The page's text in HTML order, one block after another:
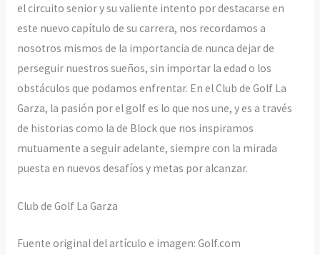
el circuito senior y su valiente intento por destacarse en
este nuevo capítulo de su carrera, nos recordamos a
nosotros mismos de la importancia de nunca dejar de
perseguir nuestros sueños, sin importar la edad o los
obstáculos que podamos enfrentar. En el Club de Golf La
Garza, la pasión por el golf es lo que nos une, y es a través
de historias como la de Block que nos inspiramos
mutuamente a seguir adelante, siempre con la mirada
puesta en nuevos desafíos y metas por alcanzar.
Club de Golf La Garza
Fuente original del artículo e imagen: Golf.com